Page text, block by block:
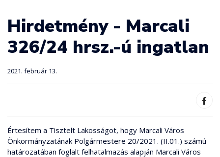
Hirdetmény - Marcali
326/24 hrsz.-ú ingatlan
2021. február 13.
Értesítem a Tisztelt Lakosságot, hogy Marcali Város
Önkormányzatának Polgármestere 20/2021. (II.01.) számú
határozatában foglalt felhatalmazás alapján Marcali Város